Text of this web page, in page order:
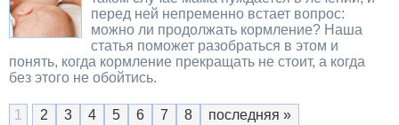
перед ней непременно встает вопрос:
можно ли продолжать кормление? Наша
статья поможет разобраться в этом и
понять, когда кормление прекращать не стоит, а когда
без этого не обойтись.
1 2 3 4 5 6 7 8 последняя »